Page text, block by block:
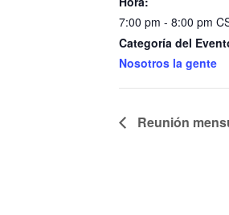
7:00 pm - 8:00 pm
Categoría del
Nosotros la gente
Reunión